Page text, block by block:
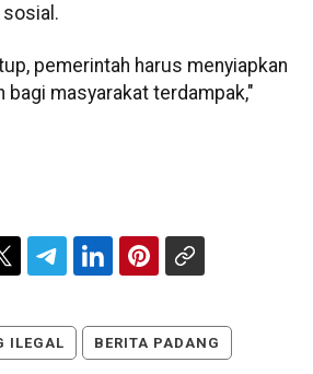
pemerintah harus menyiapkan
bagi masyarakat terdampak,"
ILEGAL BERITA PADANG